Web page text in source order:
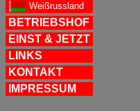
Weißrussland
BETRIEBSHOF
EINST & JETZT
LINKS
KONTAKT
IMPRESSUM